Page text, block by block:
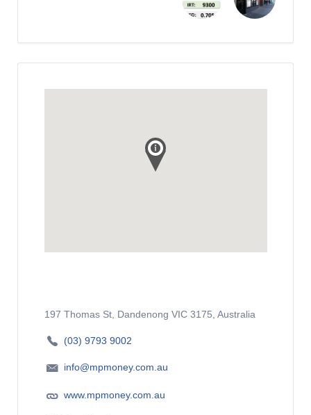
197 Thomas St, Dandenong VIC 3175, Australia
(03) 9793 9002
info@mpmoney.com.au
www.mpmoney.com.au